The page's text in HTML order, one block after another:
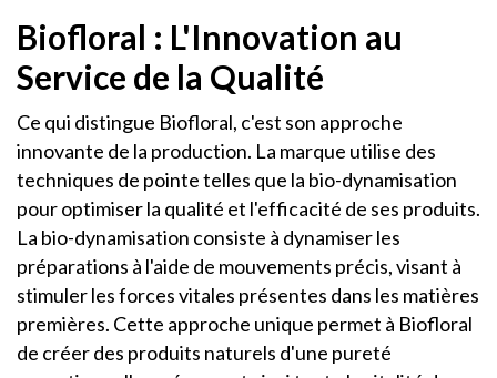
Biofloral : L'Innovation au
Service de la Qualité
Ce qui distingue Biofloral, c'est son approche
innovante de la production. La marque utilise des
techniques de pointe telles que la bio-dynamisation
pour optimiser la qualité et l'efficacité de ses produits.
La bio-dynamisation consiste à dynamiser les
préparations à l'aide de mouvements précis, visant à
stimuler les forces vitales présentes dans les matières
premières. Cette approche unique permet à Biofloral
de créer des produits naturels d'une pureté